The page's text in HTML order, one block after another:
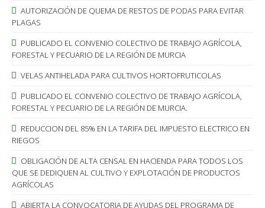
AUTORIZACIÓN DE QUEMA DE RESTOS DE PODAS PARA EVITAR
PLAGAS
PUBLICADO EL CONVENIO COLECTIVO DE TRABAJO AGRÍCOLA,
FORESTAL Y PECUARIO DE LA REGIÓN DE MURCIA
VELAS ANTIHELADA PARA CULTIVOS HORTOFRUTICOLAS
PUBLICADO EL CONVENIO COLECTIVO DE TRABAJO AGRÍCOLA,
FORESTAL Y PECUARIO DE LA REGIÓN DE MURCIA.
REDUCCION DEL 85% EN LA TARIFA DEL IMPUESTO ELECTRICO EN
RIEGOS
OBLIGACIÓN DE ALTA CENSAL EN HACIENDA PARA TODOS LOS
QUE SE DEDIQUEN AL CULTIVO Y EXPLOTACIÓN DE PRODUCTOS
AGRÍCOLAS
ABIERTA LA CONVOCATORIA DE AYUDAS DEL PROGRAMA DE